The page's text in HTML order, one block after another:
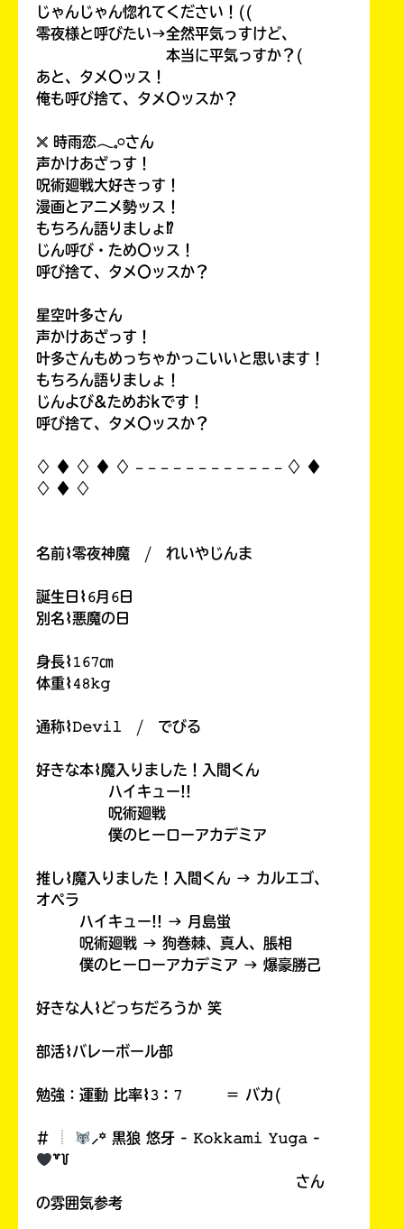
じゃんじゃん惚れてください！((
零夜様と呼びたい→全然平気っすけど、
本当に平気っすか？(
あと、タメ〇ッス！
俺も呼び捨て、タメ〇ッスか？
𓏴 時雨恋𓂃𓈒𓏸さん
声かけあざっす！
呪術廻戦大好きっす！
漫画とアニメ勢ッス！
もちろん語りましょ⁉
じん呼び・ため〇ッス！
呼び捨て、タメ〇ッスか？
星空叶多さん
声かけあざっす！
叶多さんもめっちゃかっこいいと思います！
もちろん語りましょ！
じんよび&ためおkです！
呼び捨て、タメ〇ッスか？
♢ ♦︎ ♢ ♦︎ ♢ 𓐄 𓐄 𓐄 𓐄 𓐄 𓐄 𓐄 𓐄 𓐄 𓐄 𓐄 𓐄 ♢ ♦︎
♢ ♦︎ ♢
名前⌇零夜神魔 / れいやじんま
誕生日⌇𝟼月𝟼日
別名⌇悪魔の日
身長⌇𝟷𝟼𝟽㎝
体重⌇𝟺𝟾𝚔𝚐
通称⌇𝙳𝚎𝚟𝚒𝚕 / でびる
好きな本⌇魔入りました！入間くん
ハイキュー!!
呪術廻戦
僕のヒーローアカデミア
推し⌇魔入りました！入間くん → カルエゴ、
オペラ
ハイキュー!! → 月島蛍
呪術廻戦 → 狗巻棘、真人、脹相
僕のヒーローアカデミア → 爆豪勝己
好きな人⌇どっちだろうか 笑
部活⌇バレーボール部
勉強：運動 比率⌇𝟹：𝟽 ＝ バカ(
# ︎┊︎
⸝꙳ 黒狼 悠牙 - 𝙺𝚘𝚔𝚔𝚊𝚖𝚒 𝚈𝚞𝚐𝚊 -
꒷꒦
さん
の雰囲気参考